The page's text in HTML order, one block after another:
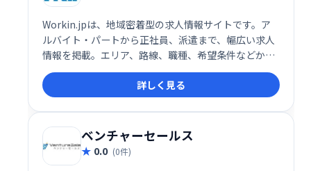
Workin.jpは、地域密着型の求人情報サイトです。ア
ルバイト・パートから正社員、派遣まで、幅広い求人
情報を掲載。エリア、路線、職種、希望条件などから
簡単に検索できます。便利な会員機能も充実してお
り、効率的な求人探しをサポートします。地元で働き
たい方、理想の仕事を探している方はぜひWorkin.jp
をご利用ください。
詳しく見る
ベンチャーセールス
0.0 (0件)